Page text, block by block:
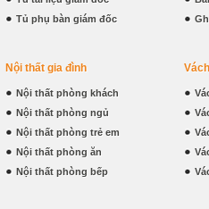
Tủ phụ bàn giám đốc
Nội thất gia đình
Nội thất phòng khách
Nội thất phòng ngủ
Nội thất phòng trẻ em
Nội thất phòng ăn
Nội thất phòng bếp